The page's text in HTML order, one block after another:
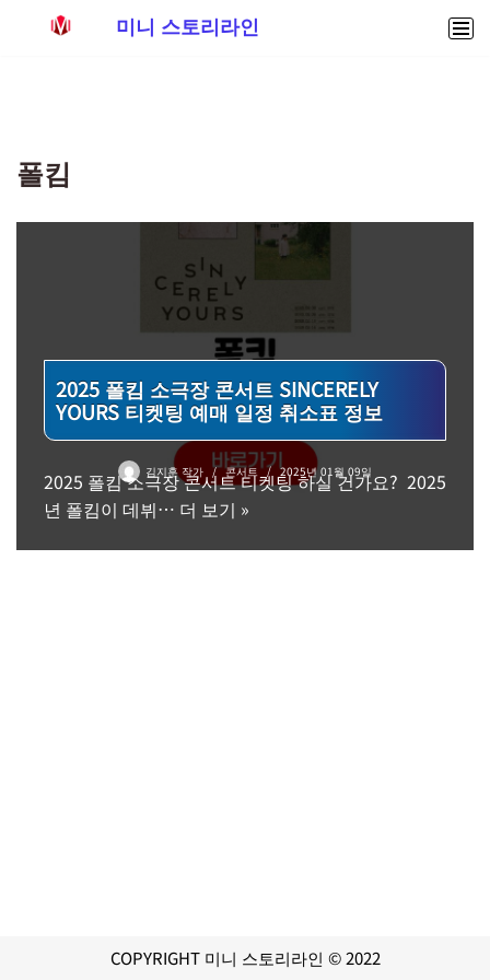
건
너
뛰
미니 스토리라인
폴킴
2025 폴킴 소극장 콘서트 SINCERELY
YOURS 티켓팅 예매 일정 취소표 정보
김지훈 작가 콘서트 2025년 01월 09일
2025 폴킴 소극장 콘서트 티켓팅 하실 건가요? 2025
년 폴킴이 데뷔… 더 보기 »
COPYRIGHT 미니 스토리라인 © 2022